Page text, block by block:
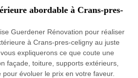
abordable à Crans-pres-
Guerdener Rénovation pour réaliser
à Crans-pres-celigny au juste
expliquerons ce que coute une
façade, toiture, supports extérieurs,
évoluer le prix en votre faveur.